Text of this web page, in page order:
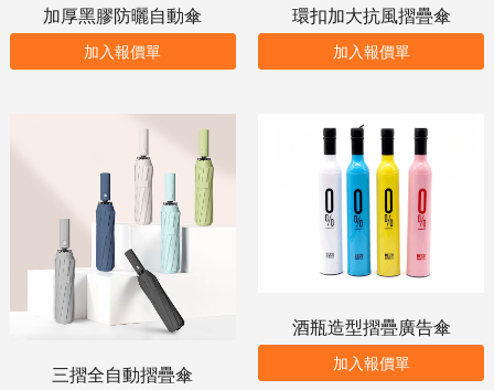
加厚黑膠防曬自動傘
加入報價單
環扣加大抗風摺疊傘
加入報價單
三摺全自動摺疊傘
酒瓶造型摺疊廣告傘
加入報價單